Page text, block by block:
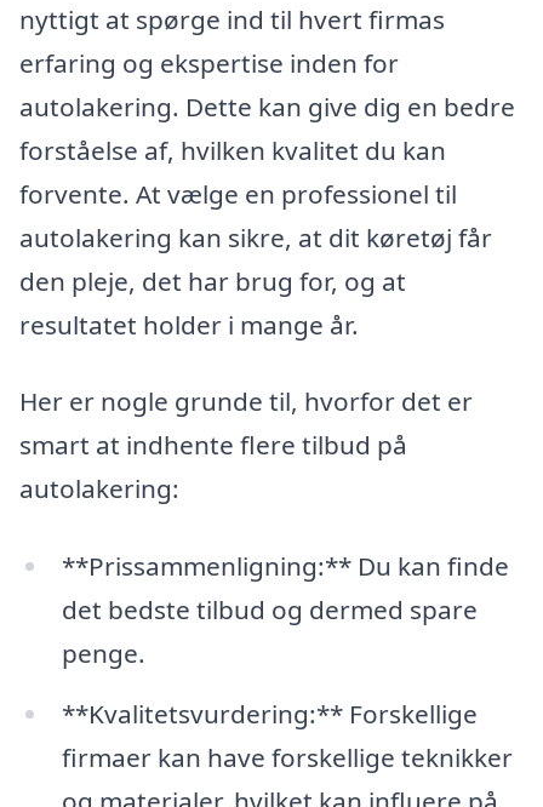
nyttigt at spørge ind til hvert firmas
erfaring og ekspertise inden for
autolakering. Dette kan give dig en bedre
forståelse af, hvilken kvalitet du kan
forvente. At vælge en professionel til
autolakering kan sikre, at dit køretøj får
den pleje, det har brug for, og at
resultatet holder i mange år.
Her er nogle grunde til, hvorfor det er
smart at indhente flere tilbud på
autolakering:
**Prissammenligning:** Du kan finde
det bedste tilbud og dermed spare
penge.
**Kvalitetsvurdering:** Forskellige
firmaer kan have forskellige teknikker